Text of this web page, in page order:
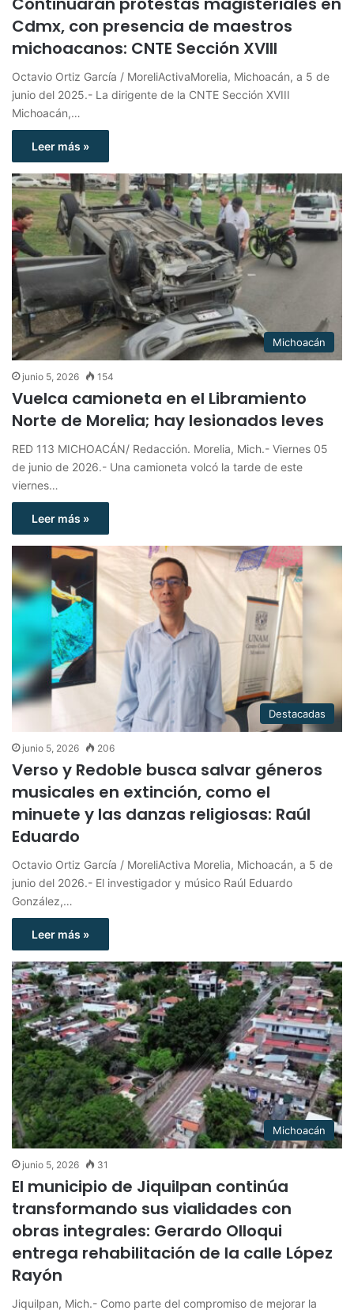
Cdmx, con presencia de maestros
michoacanos: CNTE Sección XVIII
Octavio Ortiz García / MoreliActivaMorelia, Michoacán, a 5 de
junio del 2025.- La dirigente de la CNTE Sección XVIII
Michoacán,…
Leer más »
Michoacán
junio 5, 2026 154
Vuelca camioneta en el Libramiento
Norte de Morelia; hay lesionados leves
RED 113 MICHOACÁN/ Redacción. Morelia, Mich.- Viernes 05
de junio de 2026.- Una camioneta volcó la tarde de este
viernes…
Leer más »
Destacadas
junio 5, 2026 206
Verso y Redoble busca salvar géneros
musicales en extinción, como el
minuete y las danzas religiosas: Raúl
Eduardo
Octavio Ortiz García / MoreliActiva Morelia, Michoacán, a 5 de
junio del 2026.- El investigador y músico Raúl Eduardo
González,…
Leer más »
Michoacán
junio 5, 2026 31
El municipio de Jiquilpan continúa
transformando sus vialidades con
obras integrales: Gerardo Olloqui
entrega rehabilitación de la calle López
Rayón
Jiquilpan, Mich.- Como parte del compromiso de mejorar la